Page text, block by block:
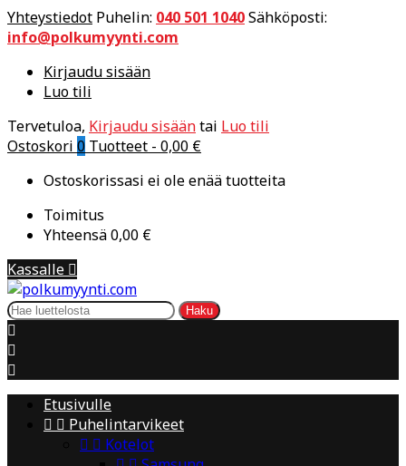
Yhteystiedot Puhelin: 040 501 1040Sähköposti:
info@polkumyynti.com
Kirjaudu sisään
Luo tili
Tervetuloa, Kirjaudu sisääntai Luo tili
Ostoskori 0 Tuotteet - 0,00 €
Ostoskorissasi ei ole enää tuotteita
Toimitus
Yhteensä0,00 €
Kassalle 
Haku



Etusivulle
  Puhelintarvikeet
  Kotelot